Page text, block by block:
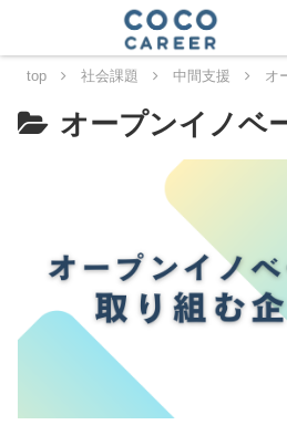
top 社会課題 中間支援 オ
オープンイノベ